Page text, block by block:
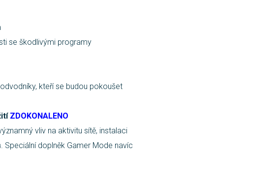
se škodlivými programy
kteří se budou pokoušet
ZDOKONALENO
vliv na aktivitu sítě, instalaci
doplněk Gamer Mode navíc